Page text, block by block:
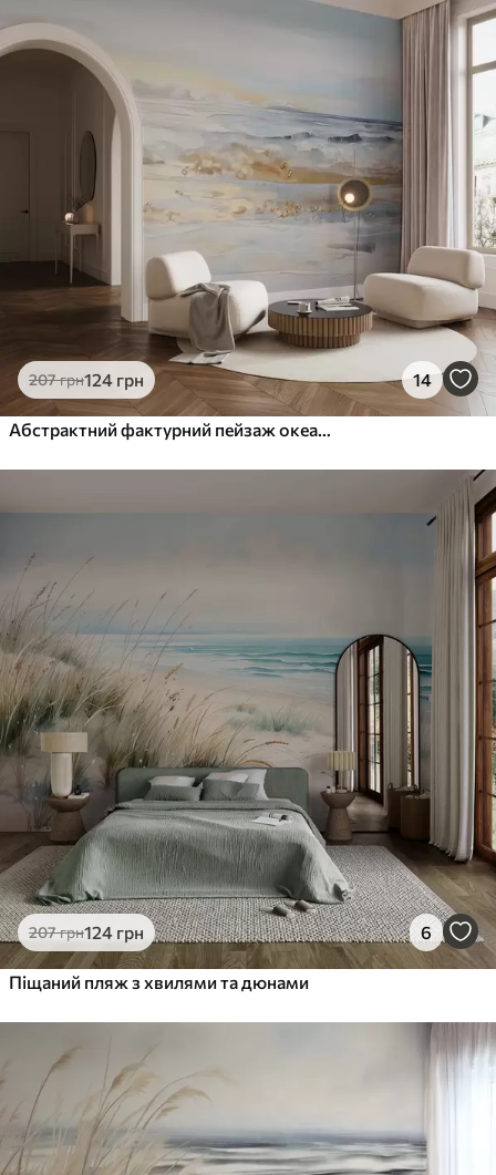
207грн124 грн 14
207грн124 грн 6
Піщаний пляж з хвилями та дюнами